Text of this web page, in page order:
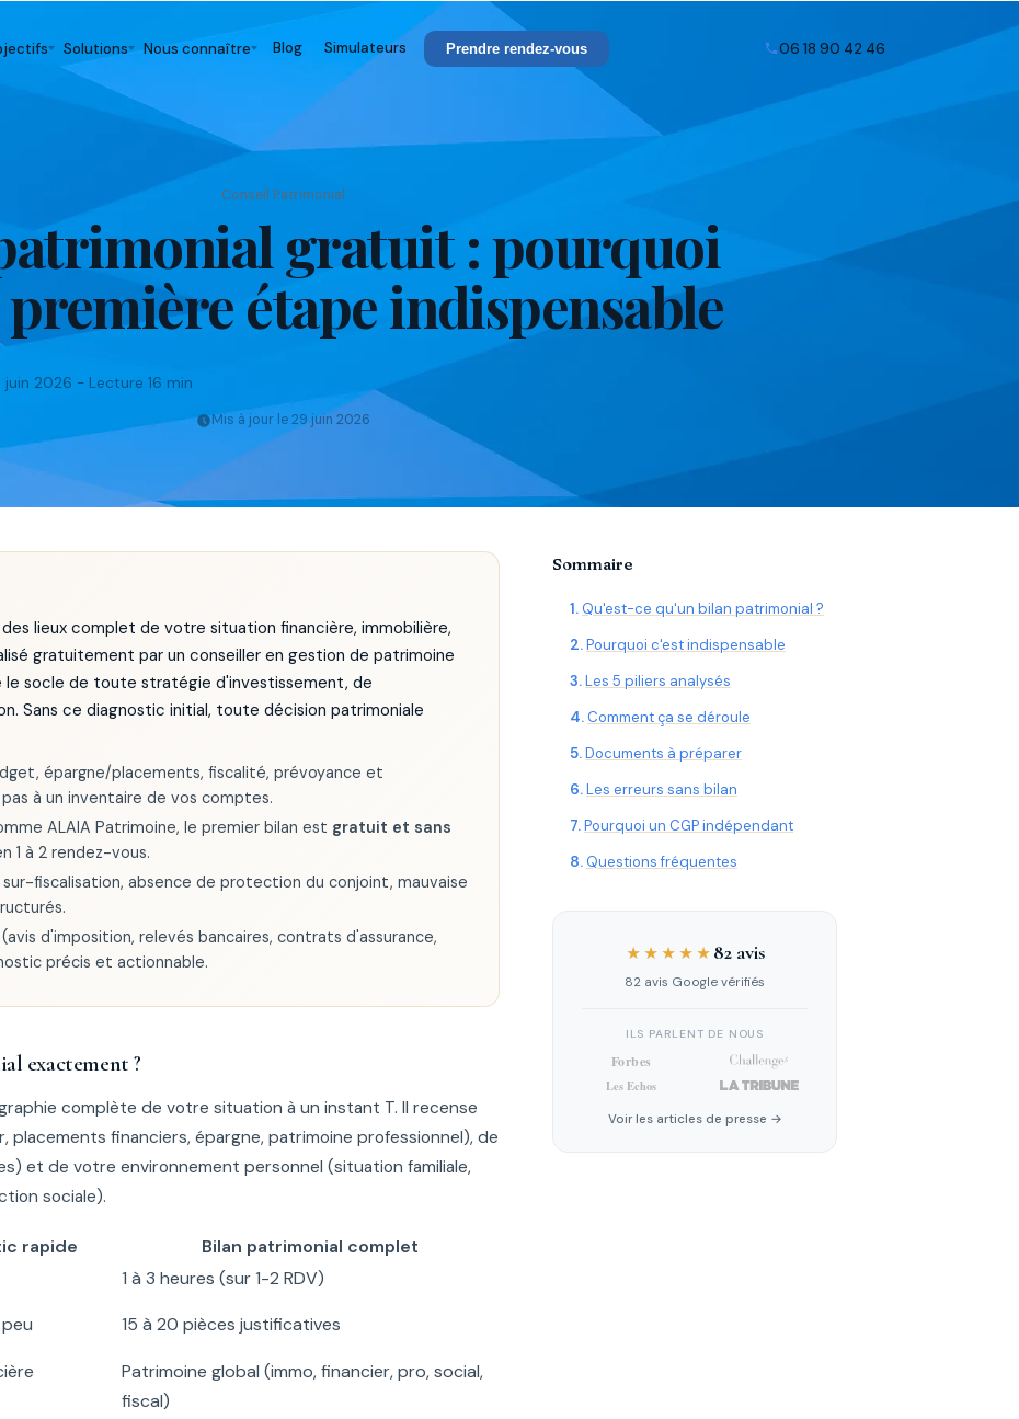
Solutions Nous connaître Blog Simulateurs Prendre rendez-vous 06 18 90 42 46
Conseil Patrimonial
gratuit : pourquoi
première étape indispensable
juin 2026 - Lecture 16 min
Mis à jour le 29 juin 2026
lieux complet de votre situation financière, immobilière,
gratuitement par un conseiller en gestion de patrimoine
le socle de toute stratégie d'investissement, de
Sans ce diagnostic initial, toute décision patrimoniale
épargne/placements, fiscalité, prévoyance et
à un inventaire de vos comptes.
ALAIA Patrimoine, le premier bilan est gratuit et sans
1 à 2 rendez-vous.
sur-fiscalisation, absence de protection du conjoint, mauvaise
d'imposition, relevés bancaires, contrats d'assurance,
précis et actionnable.
exactement ?
complète de votre situation à un instant T. Il recense
placements financiers, épargne, patrimoine professionnel), de
et de votre environnement personnel (situation familiale,
sociale).
rapide
Bilan patrimonial complet
1 à 3 heures (sur 1-2 RDV)
15 à 20 pièces justificatives
Patrimoine global (immo, financier, pro, social,
fiscal)
Sommaire
Qu'est-ce qu'un bilan patrimonial ?
Pourquoi c'est indispensable
Les 5 piliers analysés
Comment ça se déroule
Documents à préparer
Les erreurs sans bilan
Pourquoi un CGP indépendant
Questions fréquentes
★★★★★ 82 avis
82 avis Google vérifiés
ILS PARLENT DE NOUS
Voir les articles de presse →